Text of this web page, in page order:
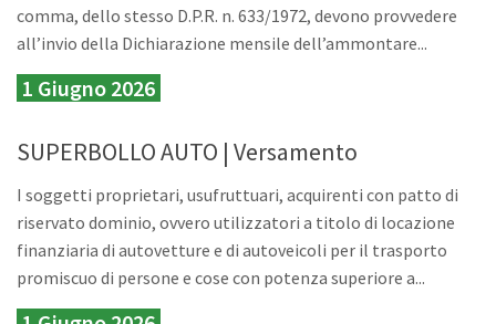
comma, dello stesso D.P.R. n. 633/1972, devono provvedere
all’invio della Dichiarazione mensile dell’ammontare...
1 Giugno 2026
SUPERBOLLO AUTO | Versamento
I soggetti proprietari, usufruttuari, acquirenti con patto di
riservato dominio, ovvero utilizzatori a titolo di locazione
finanziaria di autovetture e di autoveicoli per il trasporto
promiscuo di persone e cose con potenza superiore a...